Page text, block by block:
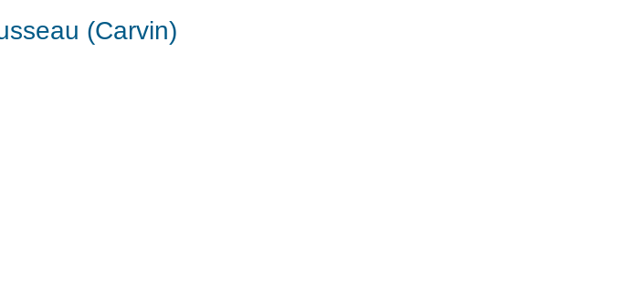
(Carvin)